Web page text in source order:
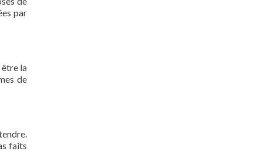
par
la
de
faits